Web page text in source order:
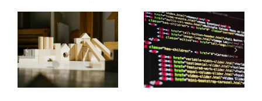
Russische Fachkräfte
unerwünscht
Neue Version des
Sound-Tools Peaks.js